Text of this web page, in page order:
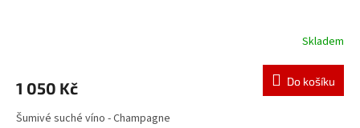
Skladem
1 050 Kč Do košíku
Šumivé suché víno - Champagne